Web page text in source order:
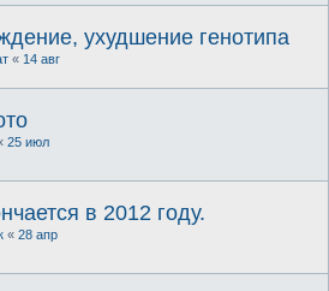
ухудшение генотипа
« 14 авг
25 июл
в 2012 году.
« 28 апр